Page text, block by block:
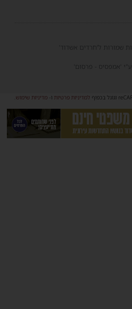
ל'חרדים אשדוד'
'אמפסיס - פרסום'
למדיניות פרטיותו-מדיניות שימוש.